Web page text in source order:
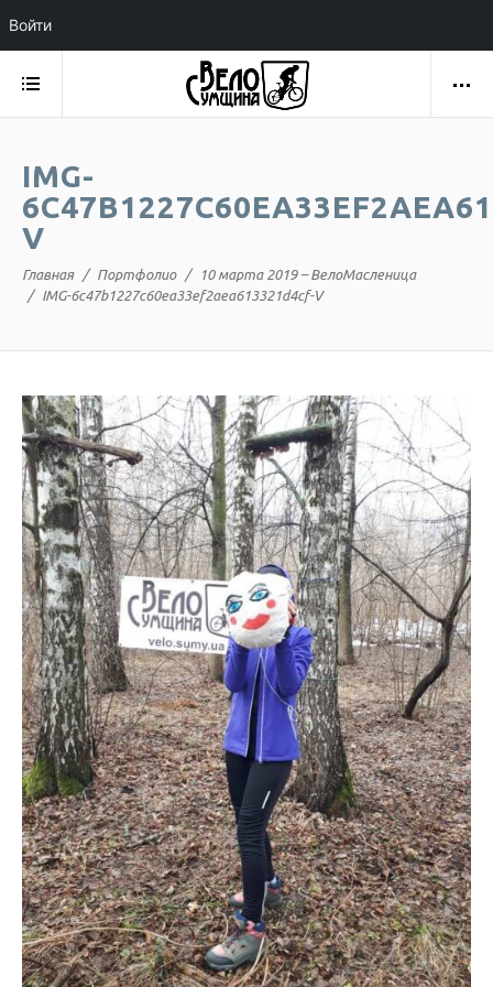
IMG-
V
Главная Портфолио
10 марта 2019 – ВелоМасленица
IMG-6c47b1227c60ea33ef2aea613321d4cf-V
Войти